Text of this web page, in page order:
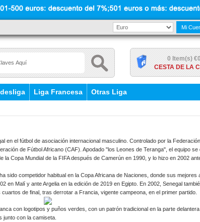
Mi
0 Item(s)
CESTA DE LA
Liga Francesa Otras Liga
en el fútbol de asociación internacional masculino. Controlado por la
de Fútbol Africano (CAF). Apodado "los Leones de Teranga", el equipo se
la Copa Mundial de la FIFA después de Camerún en 1990, y lo hizo en 2002
sido competidor habitual en la Copa Africana de Naciones, donde sus mejores
en Malí y ante Argelia en la edición de 2019 en Egipto. En 2002, Senegal
de final, tras derrotar a Francia, vigente campeona, en el primer partido.
con logotipos y puños verdes, con un patrón tradicional en la parte
junto con la camiseta.